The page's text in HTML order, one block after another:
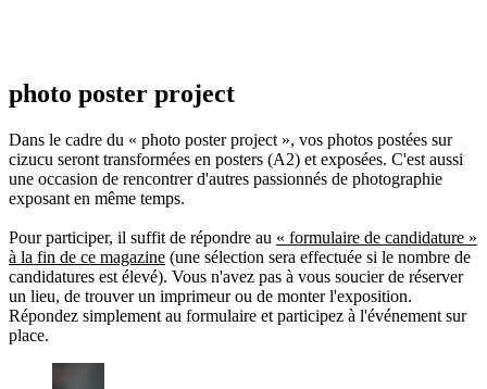
photo poster project
Dans le cadre du « photo poster project », vos photos postées sur
cizucu seront transformées en posters (A2) et exposées. C'est aussi
une occasion de rencontrer d'autres passionnés de photographie
exposant en même temps.
Pour participer, il suffit de répondre au « formulaire de candidature »
à la fin de ce magazine (une sélection sera effectuée si le nombre de
candidatures est élevé). Vous n'avez pas à vous soucier de réserver
un lieu, de trouver un imprimeur ou de monter l'exposition.
Répondez simplement au formulaire et participez à l'événement sur
place.